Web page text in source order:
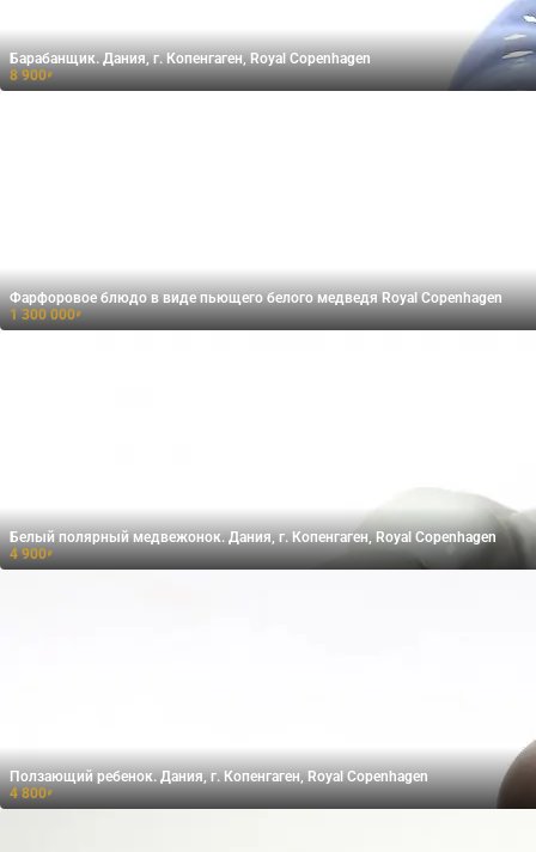
Барабанщик. Дания, г. Копенгаген, Royal Copenhagen
8 900₽
Фарфоровое блюдо в виде пьющего белого медведя Royal Copenhagen
1 300 000₽
Белый полярный медвежонок. Дания, г. Копенгаген, Royal Copenhagen
4 900₽
Ползающий ребенок. Дания, г. Копенгаген, Royal Copenhagen
4 800₽